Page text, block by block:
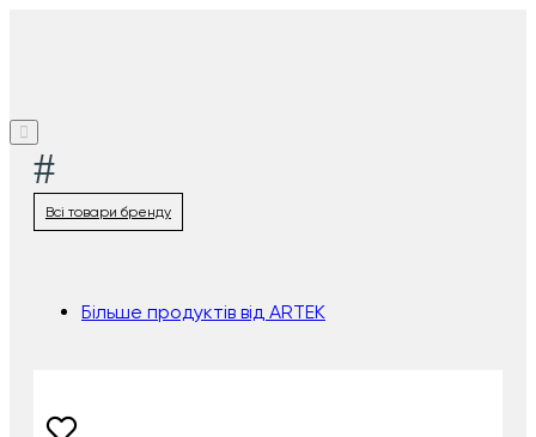
#
Всі товари бренду
Більше продуктів від ARTEK